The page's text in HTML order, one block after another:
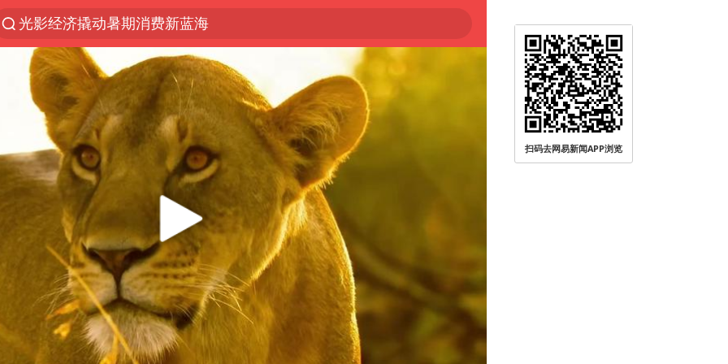
光影经济撬动暑期消费新蓝海
马克·艾伦退出斯诺克中国公开赛
新疆优化调整景区内自驾服务费
上四休三，但降薪1000元，你接受吗？
夏日经济乘“热”而上 消费市场向“新”而行
情侣平潭拍日出坠崖1死1伤
白海豚将正面袭击贯穿浙江
央视新主播李秋莹孙亚鹏亮相
酒店回应车内过夜被收150元
黄金牛市回来了吗
酒店花洒现排泄物住客索赔遭拒
杭州全市有序停课
扫码去网易新闻APP浏览